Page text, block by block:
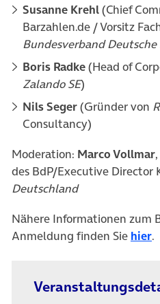
Susanne Krehl(Chief
Barzahlen.de / Vorsitz
Bundesverband Deutsche
Boris Radke(Head of
Zalando SE)
Nils Seger(Gründer von
Consultancy)
Moderation: Marco Vollmar
des BdP/Executive Director
Deutschland
Nähere Informationen zum
Anmeldung finden Sie hier.